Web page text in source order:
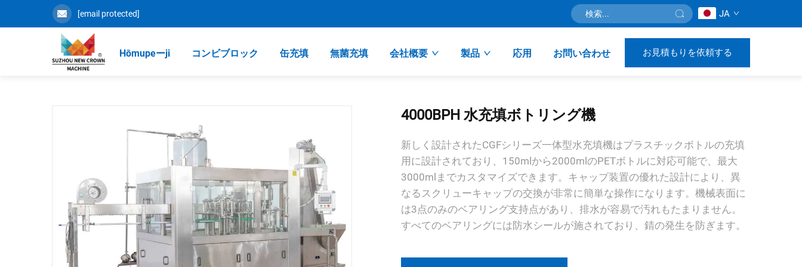
[email protected] JA
Hōmupeーji コンビブロック 缶充填 無菌充填 会社概要 製品 応用 お問い合わせ お見積もりを依頼する
4000BPH 水充填ボトリング機
新しく設計されたCGFシリーズ一体型水充填機はプラスチックボトルの充填
用に設計されており、150mlから2000mlのPETボトルに対応可能で、最大
3000mlまでカスタマイズできます。キャップ装置の優れた設計により、異
なるスクリューキャップの交換が非常に簡単な操作になります。機械表面に
は3点のみのベアリング支持点があり、排水が容易で汚れもたまりません。
すべてのベアリングには防水シールが施されており、錆の発生を防ぎます。